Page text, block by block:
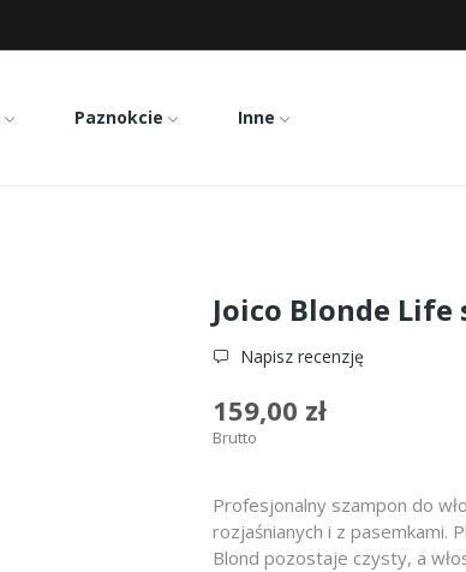
Paznokcie Inne
Joico Blonde Life
Napisz recenzję
159,00 zł
Brutto
Profesjonalny szampon do
rozjaśnianych i z pasemkami.
Blond pozostaje czysty, a